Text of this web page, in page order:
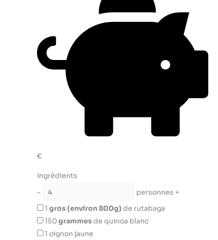
€
Ingrédients
–
personnes +
1 gros (environ 800g) de rutabaga
150grammesde quinoa blanc
1 oignon jaune